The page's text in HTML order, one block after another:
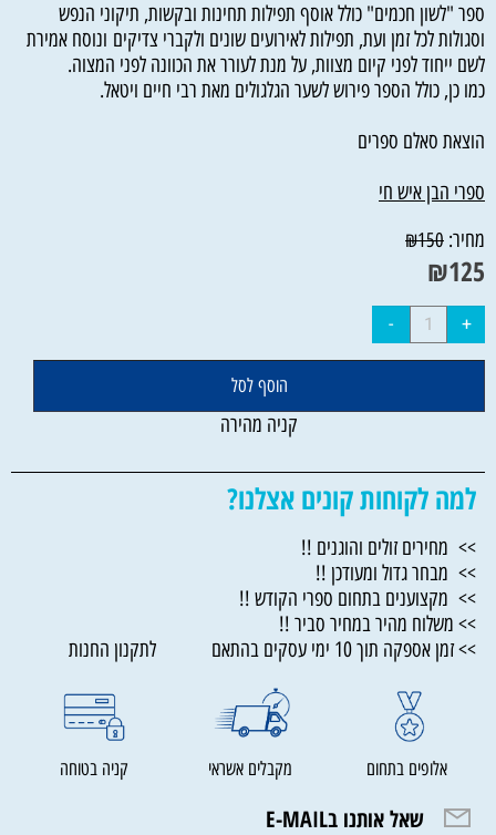
ספר "לשון חכמים" כולל אוסף תפילות תחינות ובקשות, תיקוני הנפש
וסגולות לכל זמן ועת, תפילות לאירועים שונים ולקברי צדיקים ונוסח אמירת
לשם ייחוד לפני קיום מצוות, על מנת לעורר את הכוונה לפני המצוה.
כמו כן, כולל הספר פירוש לשער הגלגולים מאת רבי חיים ויטאל.
הוצאת סאלם ספרים
ספרי הבן איש חי
מחיר:
₪150
₪125
הוסף לסל
קניה מהירה
למה לקוחות קונים אצלנו?
>> מחירים זולים והוגנים !!
>> מבחר גדול ומעודכן !!
>> מקצוענים בתחום ספרי הקודש !!
>> משלוח מהיר במחיר סביר !!
>> זמן אספקה תוך 10 ימי עסקים בהתאם לתקנון החנות
אלופים בתחום מקבלים אשראי קניה בטוחה
שאל אותנו בE-MAIL